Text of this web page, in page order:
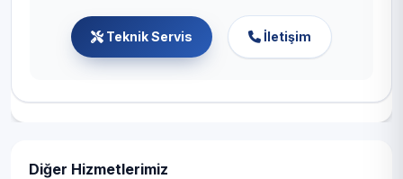
Teknik Servis İletişim
Diğer Hizmetlerimiz